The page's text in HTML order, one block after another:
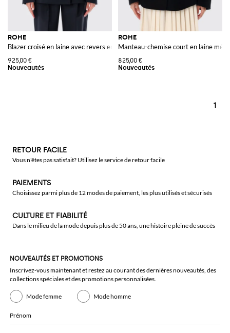
ROHE
Blazer croisé en laine avec revers en pointe et poches passepoilées
925,00 €
ROHE
Manteau-chemise court en laine
825,00 €
1
RETOUR FACILE
Vous n'êtes pas satisfait? Utilisez le service de retour facile
PAIEMENTS
Choisissez parmi plus de 12 modes de paiement, les plus utilisés et sécurisés
CULTURE ET FIABILITÉ
Dans le milieu de la mode depuis plus de 50 ans, une histoire pleine de succès
NOUVEAUTÉS ET PROMOTIONS
Inscrivez-vous maintenant et restez au courant des dernières nouveautés, des
collections spéciales et des promotions personnalisées.
Mode femme Mode homme
Prénom